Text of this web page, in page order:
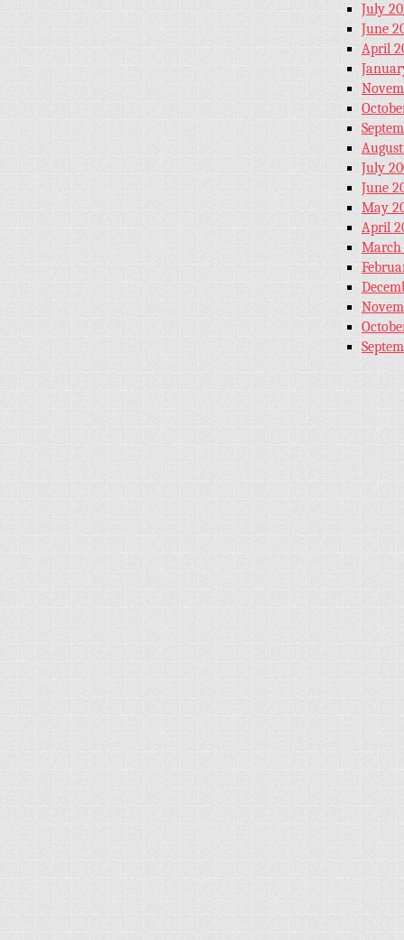
July
June
April
July
June
May
April
March